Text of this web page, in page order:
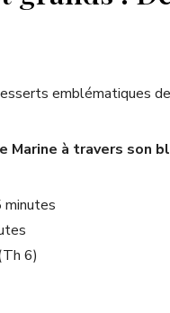
emblématiques
Marine à travers son
minutes
6)